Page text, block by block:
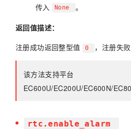
传入
None 。
返回值描述：
注册成功返回整型值
0 ，注册失
该方法支持平台
EC600U/EC200U/EC600N/
rtc.enable_alarm